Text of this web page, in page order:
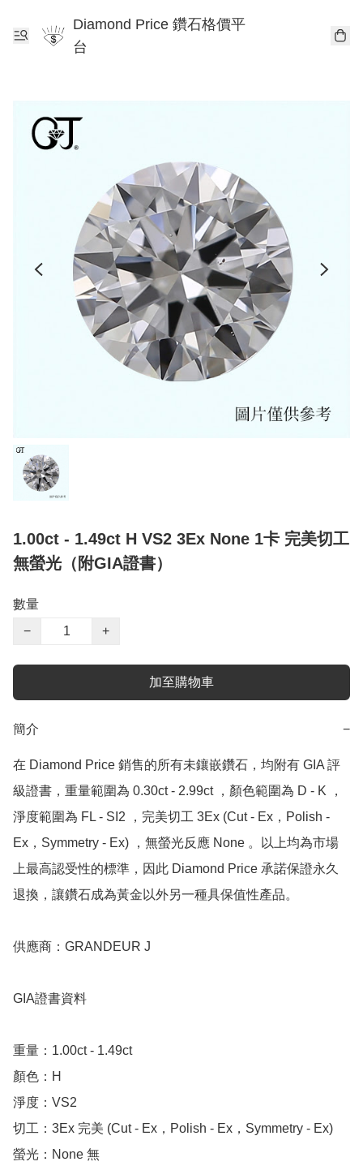
Diamond Price 鑽石格價平
台
1.00ct - 1.49ct H VS2 3Ex None 1卡 完美切工
無螢光（附GIA證書）
數量
−
+
加至購物車
簡介 −
在 Diamond Price 銷售的所有未鑲嵌鑽石，均附有 GIA 評
級證書，重量範圍為 0.30ct - 2.99ct ，顏色範圍為 D - K ，
淨度範圍為 FL - SI2 ，完美切工 3Ex (Cut - Ex，Polish -
Ex，Symmetry - Ex) ，無螢光反應 None 。以上均為市場
上最高認受性的標準，因此 Diamond Price 承諾保證永久
退換，讓鑽石成為黃金以外另一種具保值性產品。
供應商：GRANDEUR J
GIA證書資料
重量：1.00ct - 1.49ct
顏色：H
淨度：VS2
切工：3Ex 完美 (Cut - Ex，Polish - Ex，Symmetry - Ex)
螢光：None 無